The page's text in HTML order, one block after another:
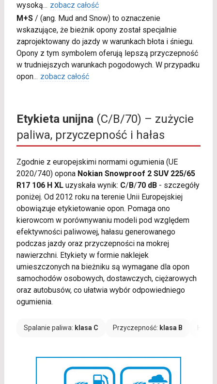
wysoką... zobacz całość
M+S/ (ang. Mud and Snow) to oznaczenie
wskazujące, że bieżnik opony został specjalnie
zaprojektowany do jazdy w warunkach błota i śniegu.
Opony z tym symbolem oferują lepszą przyczepność
w trudniejszych warunkach pogodowych. W przypadku
opon... zobacz całość
Etykieta unijna(C/B/70) – zużycie
paliwa, przyczepność i hałas
Zgodnie z europejskimi normami ogumienia (UE
2020/740) opona Nokian Snowproof 2 SUV 225/65
R17 106 H XLuzyskała wynik: C/B/70 dB- szczegóły
poniżej. Od 2012 roku na terenie Unii Europejskiej
obowiązuje etykietowanie opon. Pomaga ono
kierowcom w porównywaniu modeli pod względem
efektywności paliwowej, hałasu generowanego
podczas jazdy oraz przyczepności na mokrej
nawierzchni. Etykiety w formie naklejek
umieszczonych na bieżniku są wymagane dla opon
samochodów osobowych, dostawczych, ciężarowych
oraz autobusów, co ułatwia wybór odpowiedniego
ogumienia.
Spalanie paliwa: klasa C Przyczepność: klasa B